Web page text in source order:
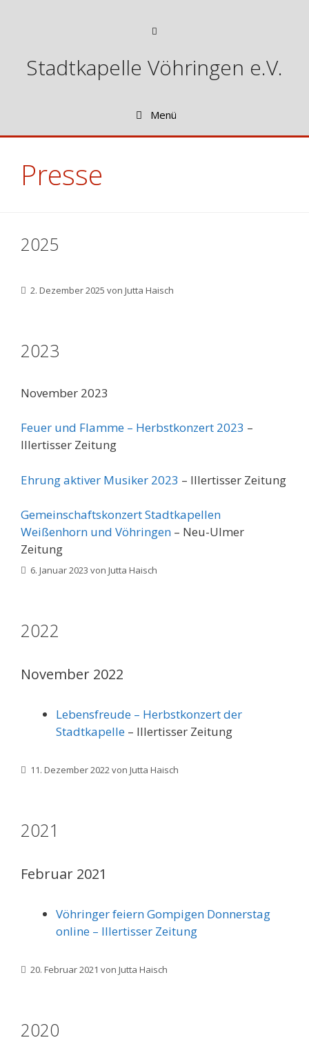
Stadtkapelle Vöhringen e.V.
Menü
Presse
2025
2. Dezember 2025 von Jutta Haisch
2023
November 2023
Feuer und Flamme – Herbstkonzert 2023 –
Illertisser Zeitung
Ehrung aktiver Musiker 2023 – Illertisser Zeitung
Gemeinschaftskonzert Stadtkapellen
Weißenhorn und Vöhringen – Neu-Ulmer
Zeitung
6. Januar 2023 von Jutta Haisch
2022
November 2022
Lebensfreude – Herbstkonzert der
Stadtkapelle – Illertisser Zeitung
11. Dezember 2022 von Jutta Haisch
2021
Februar 2021
Vöhringer feiern Gompigen Donnerstag
online – Illertisser Zeitung
20. Februar 2021 von Jutta Haisch
2020